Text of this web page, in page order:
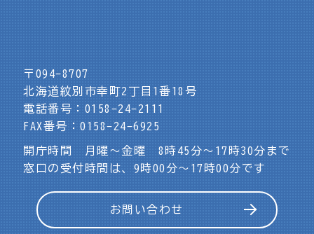
〒094-8707
北海道紋別市幸町2丁目1番18号
電話番号：0158-24-2111
FAX番号：0158-24-6925
開庁時間 月曜～金曜 8時45分～17時30分まで
窓口の受付時間は、9時00分～17時00分です
お問い合わせ